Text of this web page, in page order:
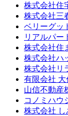
株式会社住
株式会社三
ベリーグッ
リアルパー
株式会社住
株式会社ハ
株式会社リ
有限会社 大
山信不動産
コノミハウ
株式会社